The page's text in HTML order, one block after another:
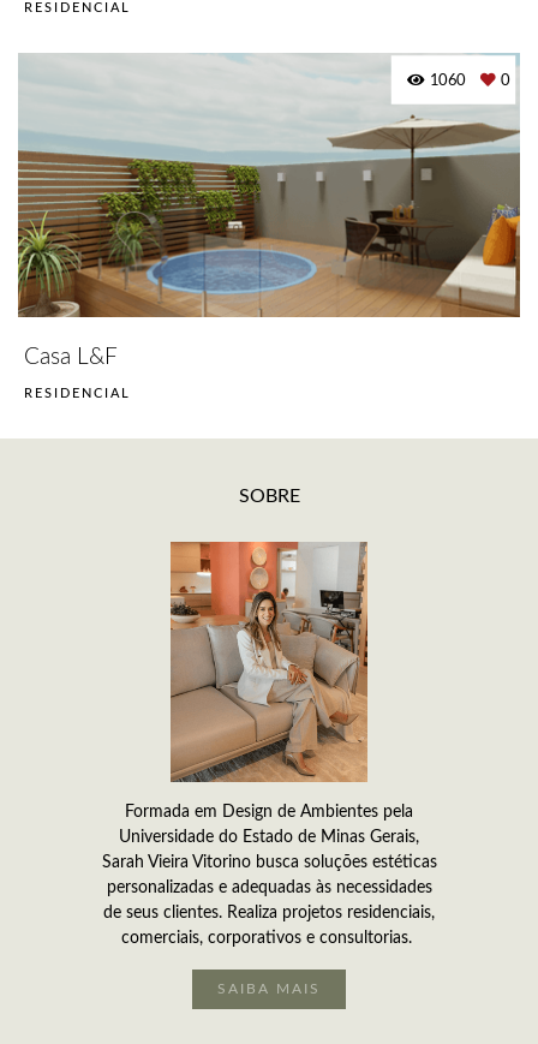
RESIDENCIAL
Casa L&F
RESIDENCIAL
1060 0
SOBRE
Formada em Design de Ambientes pela
Universidade do Estado de Minas Gerais,
Sarah Vieira Vitorino busca soluções estéticas
personalizadas e adequadas às necessidades
de seus clientes. Realiza projetos residenciais,
comerciais, corporativos e consultorias.
SAIBA MAIS